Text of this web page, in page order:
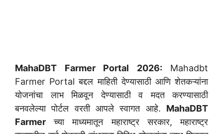
MahaDBT Farmer Portal 2026: Mahadbt
Farmer Portal बद्दल माहिती देण्यासाठी आणि शेतकऱ्यांना
योजनांचा लाभ मिळवून देण्यासाठी व मदत करण्यासाठी
बनवलेल्या पोर्टल वरती आपले स्वागत आहे. MahaDBT
Farmer च्या माध्यमातून महाराष्ट्र सरकार, महाराष्ट्र